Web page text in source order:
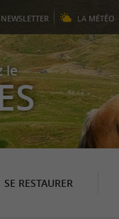
NEWSLETTER LA MÉTÉO
le
SE RESTAURER